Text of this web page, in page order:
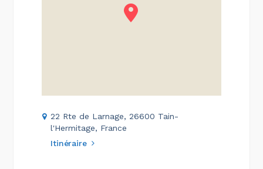
22 Rte de Larnage, 26600 Tain-
l'Hermitage, France
Itinéraire